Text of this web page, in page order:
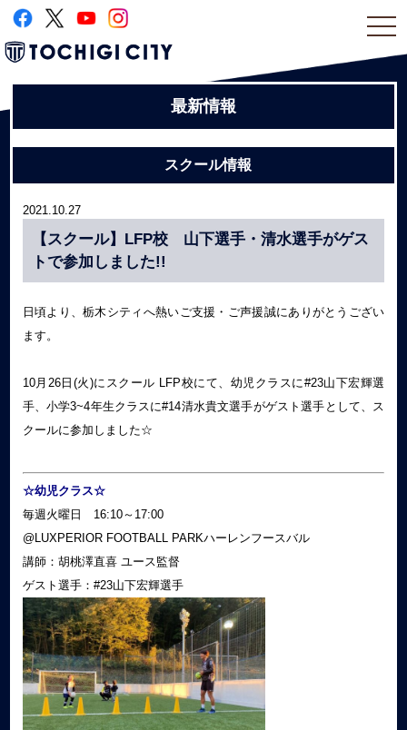
最新情報
スクール情報
2021.10.27
【スクール】LFP校 山下選手・清水選手がゲス
トで参加しました!!
日頃より、栃木シティへ熱いご支援・ご声援誠にありがとうござい
ます。
10月26日(火)にスクール LFP校にて、幼児クラスに#23山下宏輝選
手、小学3~4年生クラスに#14清水貴文選手がゲスト選手として、ス
クールに参加しました☆
☆幼児クラス☆
毎週火曜日 16:10～17:00
@LUXPERIOR FOOTBALL PARKハーレンフースバル
講師：胡桃澤直喜 ユース監督
ゲスト選手：#23山下宏輝選手